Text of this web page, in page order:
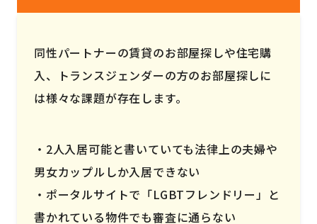
同性パートナーの賃貸のお部屋探しや住宅購
入、トランスジェンダーの方のお部屋探しに
は様々な課題が存在します。
2人入居可能と書いていても法律上の夫婦や
男女カップルしか入居できない
ポータルサイトで「LGBTフレンドリー」と
書かれている物件でも審査に通らない